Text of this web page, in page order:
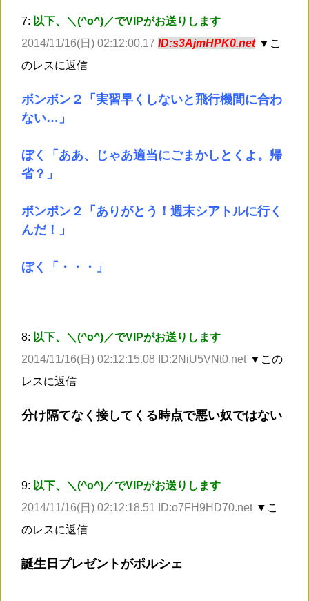
7: 以下、＼(^o^)／でVIPがお送りします
2014/11/16(日) 02:12:00.17 ID:s3AjmHPK0.net ▼こ
のレスに返信
ボンボン２「実習早くしないと飛行機間に合わ
ない…」
ぼく「ああ、じゃあ適当にごまかしとくよ。帰
省？」
ボンボン２「ありがとう！週末シアトルに行く
んだ！」
ぼく「・・・」
8: 以下、＼(^o^)／でVIPがお送りします
2014/11/16(日) 02:12:15.08 ID:2NiU5VNt0.net ▼この
レスに返信
分け隔てなく接してくる時点で悪い奴ではない
9: 以下、＼(^o^)／でVIPがお送りします
2014/11/16(日) 02:12:18.51 ID:o7FH9HD70.net ▼こ
のレスに返信
誕生日プレゼントがポルシェ